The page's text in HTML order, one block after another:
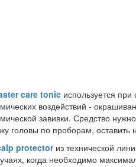
care tonic используется при
воздействий -
завивки. Средство
головы по проборам,
protectorиз технической
когда необходимо